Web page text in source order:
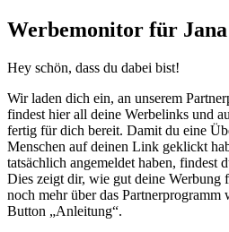
Werbemonitor für
Hey schön, dass du dabei bist!
Wir laden dich ein, an unserem
findest hier all deine Werbelinks und
fertig für dich bereit. Damit du eine
Menschen auf deinen Link geklickt
tatsächlich angemeldet haben, findest
Dies zeigt dir, wie gut deine Werbung
noch mehr über das
Button „Anleitung“.